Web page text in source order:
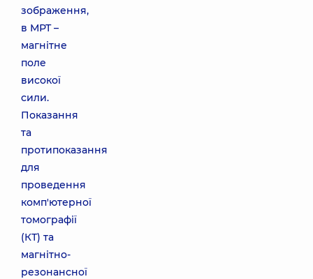
зображення,
в МРТ –
магнітне
поле
високої
сили.
Показання
та
протипоказання
для
проведення
комп'ютерної
томографії
(КТ) та
магнітно-
резонансної